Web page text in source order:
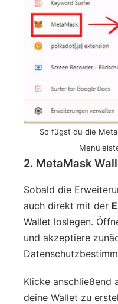
So fügst du die
2. MetaMask
Sobald die
auch direkt mit der
Wallet loslegen.
und akzeptiere
Klicke anschließend
deine Wallet zu